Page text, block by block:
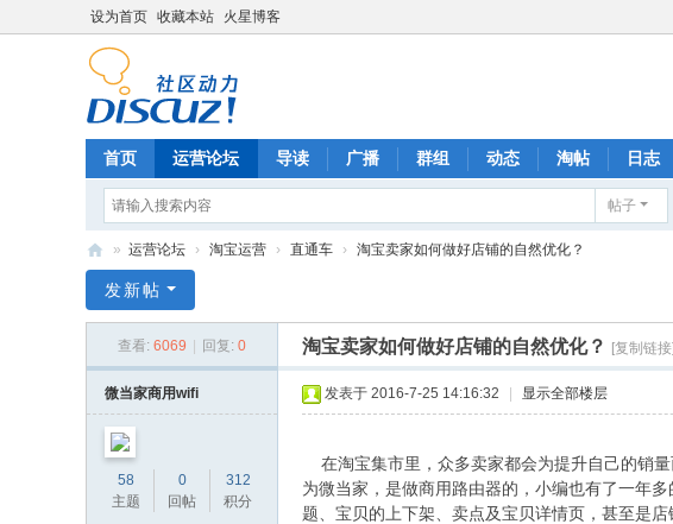
设为首页 收藏本站 火星博客
首页 运营论坛 导读 广播 群组 动态 淘帖 日志
帖子
商
» 运营论坛 › 淘宝运营 › 直通车 › 淘宝卖家如何做好店铺的自然优化？
发新帖
查看: 6069 回复: 0 淘宝卖家如何做好店铺的自然优化？ [复制链接]
微当家商用wifi
58
主题
0
回帖
312
积分
发表于 2016-7-25 14:16:32 显示全部楼层
在淘宝集市里，众多卖家都会为提升自己的销
为微当家，是做商用路由器的，小编也有了一年
题、宝贝的上下架、卖点及宝贝详情页，甚至是